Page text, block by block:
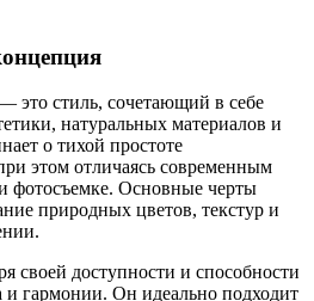
это стиль, сочетающий в себе
натуральных материалов и
о тихой простоте
этом отличаясь современным
фотосъемке. Основные черты
природных цветов, текстур и
своей доступности и способности
и гармонии. Он идеально подходит